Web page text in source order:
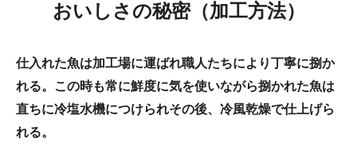
おいしさの秘密（加工方法）
仕入れた魚は加工場に運ばれ職人たちにより丁寧に捌か
れる。この時も常に鮮度に気を使いながら捌かれた魚は
直ちに冷塩水機につけられその後、冷風乾燥で仕上げら
れる。